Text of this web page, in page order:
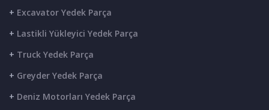
+ Excavator Yedek Parça
+ Lastikli Yükleyici Yedek Parça
+ Truck Yedek Parça
+ Greyder Yedek Parça
+ Deniz Motorları Yedek Parça